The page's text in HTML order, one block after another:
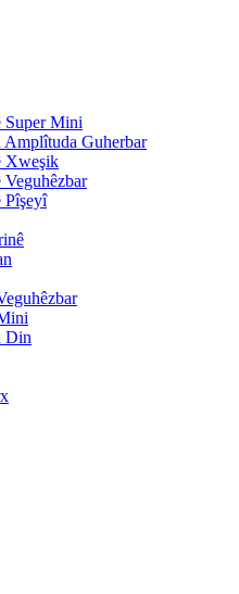
Super Mini
Amplîtuda Guherbar
Xweşik
Veguhêzbar
Pîşeyî
Din